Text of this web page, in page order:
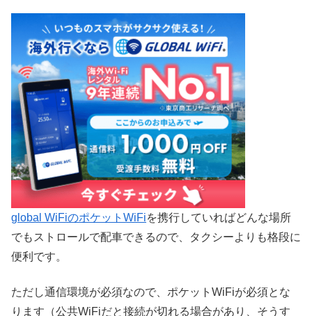
global WiFiのポケットWiFiを携行していればどんな場所
でもストロールで配車できるので、タクシーよりも格段に
便利です。
ただし通信環境が必須なので、ポケットWiFiが必須とな
ります（公共WiFiだと接続が切れる場合があり、そうす